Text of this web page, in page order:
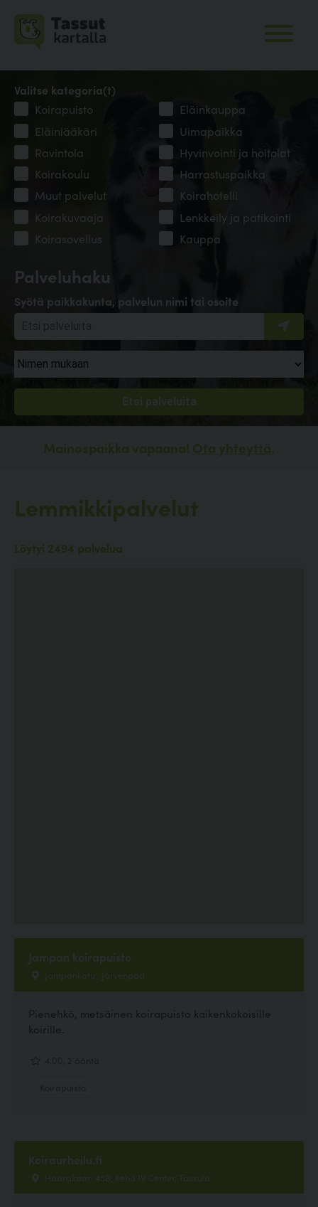
Palveluhaku
Syötä paikkakunta, palvelun nimi tai osoite
Valitse kategoria(t)
Koirapuisto
Eläinkauppa
Eläinlääkäri
Uimapaikka
Ravintola
Hyvinvointi ja hoitolat
Koirakoulu
Harrastuspaikka
Muut palvelut
Koirahotelli
Koirakuvaaja
Lenkkeily ja patikointi
Koirasovellus
Kauppa
Mainospaikka vapaana! Ota yhteyttä.
Lemmikkipalvelut
Löytyi 2494 palvelua
Jampan koirapuisto
Jampankatu , Järvenpää
Pienehkö, metsäinen koirapuisto kaikenkokoisille
koirille.
Koiraurheilu.fi
Haarakaari 45B, Kehä IV Center, Tuusula